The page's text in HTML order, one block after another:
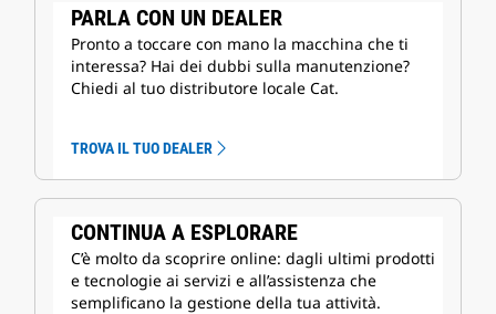
PARLA CON UN DEALER
Pronto a toccare con mano la macchina che ti
interessa? Hai dei dubbi sulla manutenzione?
Chiedi al tuo distributore locale Cat.
TROVA IL TUO DEALER
CONTINUA A ESPLORARE
C’è molto da scoprire online: dagli ultimi prodotti
e tecnologie ai servizi e all’assistenza che
semplificano la gestione della tua attività.